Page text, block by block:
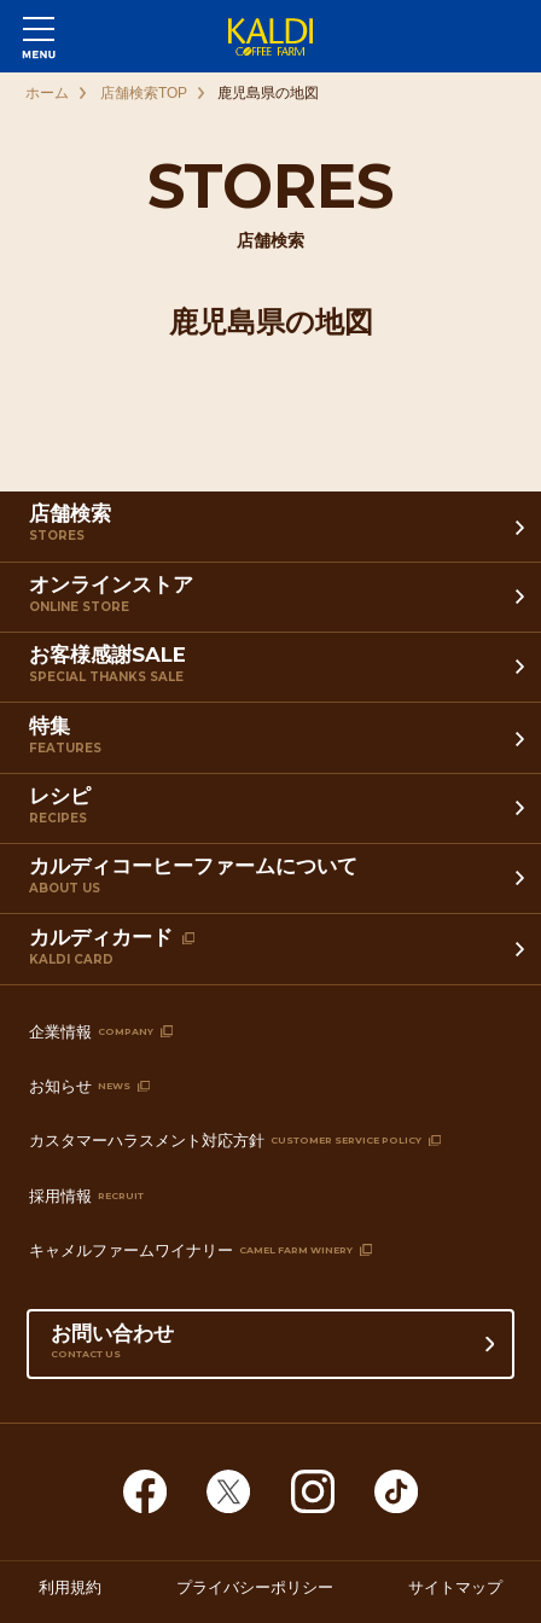
STORES
店舗検索
ホーム 店舗検索TOP 鹿児島県の地図
鹿児島県の地図
店舗検索
STORES
オンラインストア
ONLINE STORE
お客様感謝SALE
SPECIAL THANKS SALE
特集
FEATURES
レシピ
RECIPES
カルディコーヒーファームについて
ABOUT US
カルディカード
KALDI CARD
企業情報 COMPANY
お知らせ NEWS
カスタマーハラスメント対応方針 CUSTOMER SERVICE POLICY
採用情報 RECRUIT
キャメルファームワイナリー CAMEL FARM WINERY
お問い合わせ
CONTACT US
利用規約 プライバシーポリシー サイトマップ